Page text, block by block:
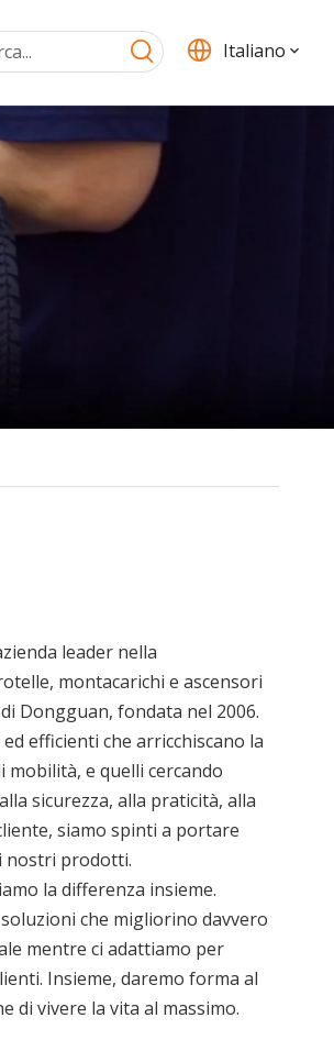
Italiano
leader nella
montacarichi e ascensori
Dongguan, fondata nel 2006.
efficienti che arricchiscano la
mobilità, e quelli cercando
sicurezza, alla praticità, alla
siamo spinti a portare
nostri prodotti.
la differenza insieme.
che migliorino davvero
mentre ci adattiamo per
Insieme, daremo forma al
di vivere la vita al massimo.